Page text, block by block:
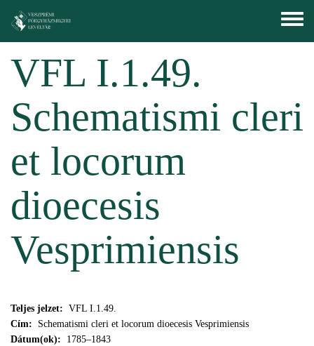
Toggle
menu
VFL I.1.49.
Schematismi cleri
et locorum
dioecesis
Vesprimiensis
Teljes jelzet: VFL I.1.49.
Cím: Schematismi cleri et locorum dioecesis Vesprimiensis
Dátum(ok): 1785–1843